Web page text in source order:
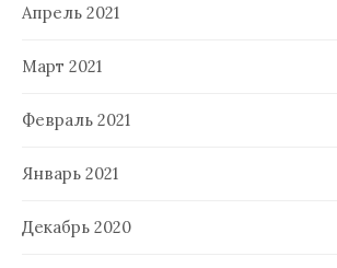
Апрель 2021
Март 2021
Февраль 2021
Январь 2021
Декабрь 2020